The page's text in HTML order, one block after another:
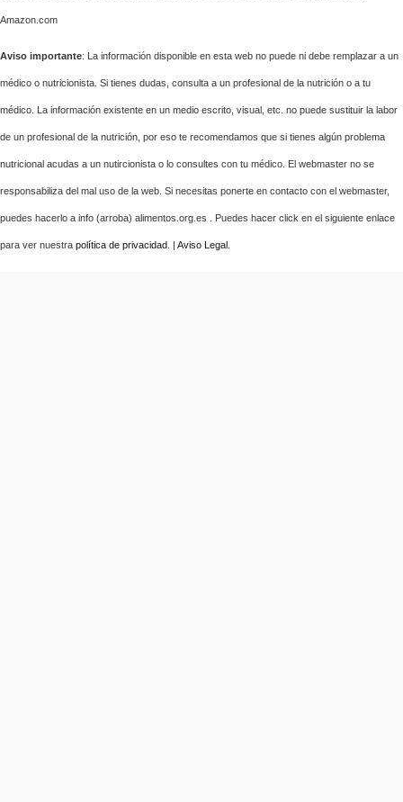
Amazon.com
Aviso importante: La información disponible en esta web no puede ni debe remplazar a un
médico o nutricionista. Si tienes dudas, consulta a un profesional de la nutrición o a tu
médico. La información existente en un medio escrito, visual, etc. no puede sustituir la labor
de un profesional de la nutrición, por eso te recomendamos que si tienes algún problema
nutricional acudas a un nutircionista o lo consultes con tu médico. El webmaster no se
responsabiliza del mal uso de la web. Si necesitas ponerte en contacto con el webmaster,
puedes hacerlo a info (arroba) alimentos.org.es . Puedes hacer click en el siguiente enlace
para ver nuestra política de privacidad . | Aviso Legal